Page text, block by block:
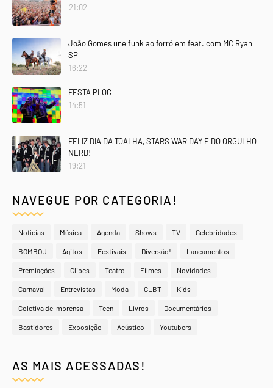
21:02
João Gomes une funk ao forró em feat. com MC Ryan
SP
16:22
FESTA PLOC
14:51
FELIZ DIA DA TOALHA, STARS WAR DAY E DO ORGULHO
NERD!
19:21
NAVEGUE POR CATEGORIA!
Notícias Música Agenda Shows TV Celebridades
BOMBOU Agitos Festivais Diversão! Lançamentos
Premiações Clipes Teatro Filmes Novidades
Carnaval Entrevistas Moda GLBT Kids
Coletiva de Imprensa Teen Livros Documentários
Bastidores Exposição Acústico Youtubers
AS MAIS ACESSADAS!